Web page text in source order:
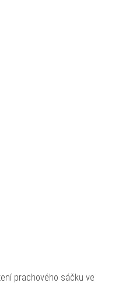
prachového sáčku ve